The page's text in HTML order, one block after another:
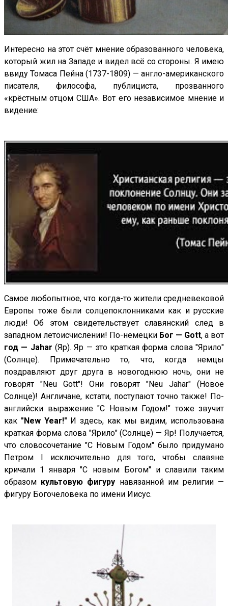
Интересно на этот счёт мнение образованного человека,
который жил на Западе и видел всё со стороны. Я имею
ввиду Томаса Пейна (1737-1809) — англо-американского
писателя, философа, публициста, прозванного
«крёстным отцом США». Вот его независимое мнение и
видение:
Самое любопытное, что когда-то жители средневековой
Европы тоже были солцепоклонниками как и русские
люди! Об этом свидетельствует славянский след в
западном летоисчислении! По-немецки Бог — Gott, а вот
год — Jahar (Яр). Яр — это краткая форма слова "Ярило"
(Солнце). Примечательно то, что, когда немцы
поздравляют друг друга в новогоднюю ночь, они не
говорят "Neu Gott"! Они говорят "Neu Jahar" (Новое
Солнце)! Англичане, кстати, поступают точно также! По-
английски выражение "С Новым Годом!" тоже звучит
как "New Year!" И здесь, как мы видим, использована
краткая форма слова "Ярило" (Солнце) — Яр! Получается,
что словосочетание "С Новым Годом" было придумано
Петром I исключительно для того, чтобы славяне
кричали 1 января "С новым Богом" и славили таким
образом культовую фигуру навязанной им религии —
фигуру Богочеловека по имени Иисус.